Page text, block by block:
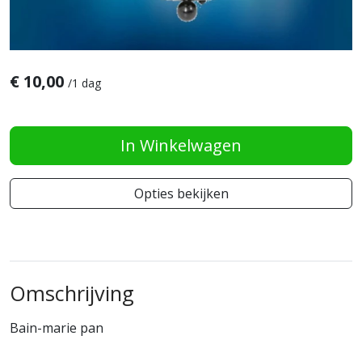
€ 10,00 /1 dag
In Winkelwagen
Opties bekijken
Omschrijving
Bain-marie pan